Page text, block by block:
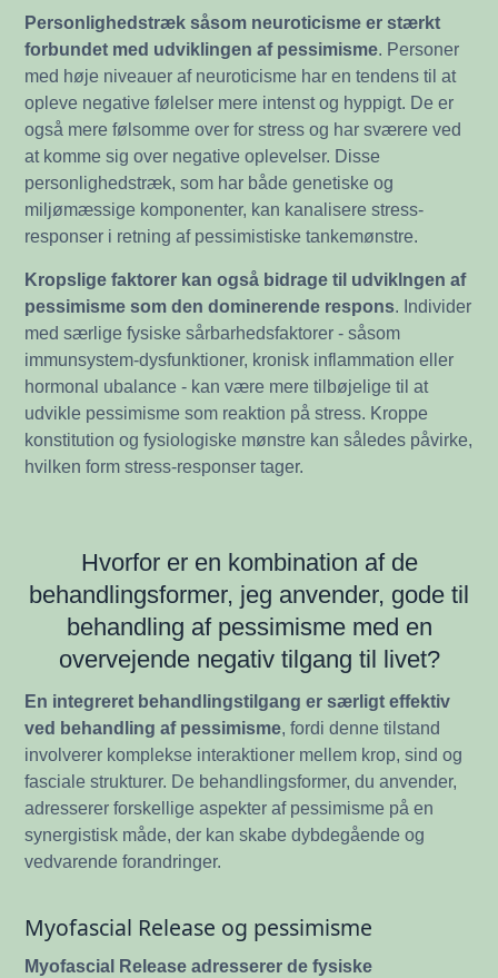
Personlighedstræk såsom neuroticisme er stærkt
forbundet med udviklingen af pessimisme. Personer
med høje niveauer af neuroticisme har en tendens til at
opleve negative følelser mere intenst og hyppigt. De er
også mere følsomme over for stress og har sværere ved
at komme sig over negative oplevelser. Disse
personlighedstræk, som har både genetiske og
miljømæssige komponenter, kan kanalisere stress-
responser i retning af pessimistiske tankemønstre.
Kropslige faktorer kan også bidrage til udviklngen af
pessimisme som den dominerende respons. Individer
med særlige fysiske sårbarhedsfaktorer - såsom
immunsystem-dysfunktioner, kronisk inflammation eller
hormonal ubalance - kan være mere tilbøjelige til at
udvikle pessimisme som reaktion på stress. Kroppe
konstitution og fysiologiske mønstre kan således påvirke,
hvilken form stress-responser tager.
Hvorfor er en kombination af de
behandlingsformer, jeg anvender, gode til
behandling af pessimisme med en
overvejende negativ tilgang til livet?
En integreret behandlingstilgang er særligt effektiv
ved behandling af pessimisme, fordi denne tilstand
involverer komplekse interaktioner mellem krop, sind og
fasciale strukturer. De behandlingsformer, du anvender,
adresserer forskellige aspekter af pessimisme på en
synergistisk måde, der kan skabe dybdegående og
vedvarende forandringer.
Myofascial Release og pessimisme
Myofascial Release adresserer de fysiske